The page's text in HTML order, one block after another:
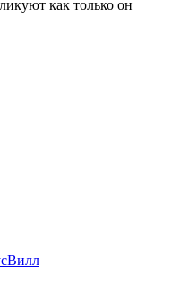
как только он